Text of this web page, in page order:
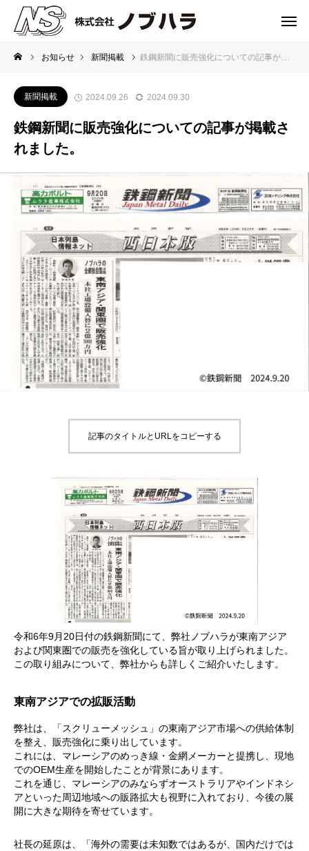
お知らせ 新聞掲載 鉄鋼新聞に販売強化についての記事が掲載されました。
新聞掲載 2024.09.26 2024.09.30
鉄鋼新聞に販売強化についての記事が掲載さ
れました。
記事のタイトルとURLをコピーする
令和6年9月20日付の鉄鋼新聞にて、弊社ノブハラが東南アジア
および関東圏での販売を強化している旨が取り上げられました。
この取り組みについて、弊社からも詳しくご紹介いたします。
東南アジアでの拡販活動
弊社は、「スクリューメッシュ」の東南アジア市場への供給体制
を整え、販売強化に乗り出しています。
これには、マレーシアのめっき線・金網メーカーと提携し、現地
でのOEM生産を開始したことが背景にあります。
これを通じ、マレーシアのみならずオーストラリアやインドネシ
アといった周辺地域への販路拡大も視野に入れており、今後の展
開に大きな期待を寄せています。
社長の延原は、「海外の需要は未知数ではあるが、国内だけでは